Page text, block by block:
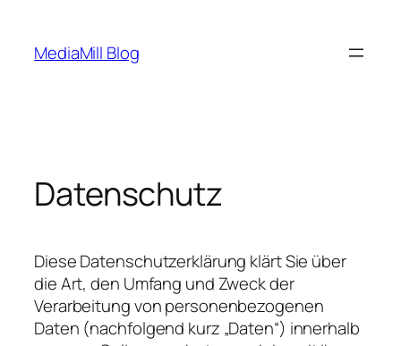
springen
MediaMill Blog
Datenschutz
Diese Datenschutzerklärung klärt Sie über
die Art, den Umfang und Zweck der
Verarbeitung von personenbezogenen
Daten (nachfolgend kurz „Daten“) innerhalb